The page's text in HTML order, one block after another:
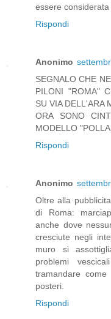
essere
Rispondi
Anonimo
SEGNALO CHE
PILONI "ROMA"
SU VIA DELL'ARA
ORA SONO
MODELLO
Rispondi
Anonimo
Oltre alla
di Roma:
anche dove
cresciute negli
muro si
problemi
tramandare
posteri.
Rispondi